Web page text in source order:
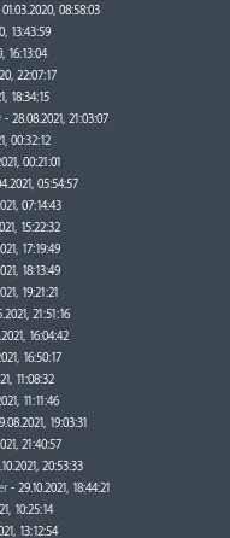
08:58:03
13:43:59
16:13:04
22:07:17
18:34:15
- 28.08.2021, 21:03:07
00:32:12
00:21:01
05:54:57
07:14:43
15:22:32
17:19:49
18:13:49
19:21:21
21:51:16
16:04:42
16:50:17
11:08:32
11:11:46
19:03:31
21:40:57
20:53:33
- 29.10.2021, 18:44:21
10:25:14
13:12:54